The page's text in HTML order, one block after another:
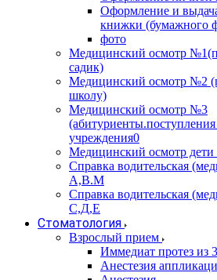
Оформление и
книжки (бумажного
фото
Медицинский осмотр
садик)
Медицинский осмотр №2
школу)
Медицинский осмотр №3
учреждения0
Медицинский осмотр дети
Справка водительская
А,В.М
Справка водительская
С,Д,Е
Стоматология
Взрослый прием
Иммедиат протез из
Анестезия